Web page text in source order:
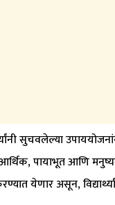
सुचवलेल्या
पायाभूत आणि
येणार असून,